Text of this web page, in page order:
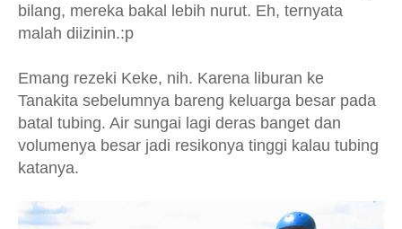
bilang, mereka bakal lebih nurut. Eh, ternyata
malah diizinin.:p
Emang rezeki Keke, nih. Karena liburan ke
Tanakita sebelumnya bareng keluarga besar pada
batal tubing. Air sungai lagi deras banget dan
volumenya besar jadi resikonya tinggi kalau tubing
katanya.